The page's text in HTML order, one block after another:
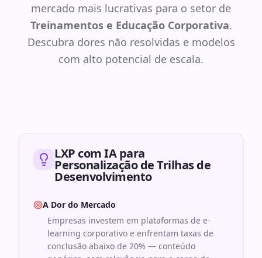
mercado mais lucrativas para o setor de
Treinamentos e Educação Corporativa.
Descubra dores não resolvidas e modelos
com alto potencial de escala.
LXP com IA para
Personalização de Trilhas de
Desenvolvimento
A Dor do Mercado
Empresas investem em plataformas de e-
learning corporativo e enfrentam taxas de
conclusão abaixo de 20% — conteúdo